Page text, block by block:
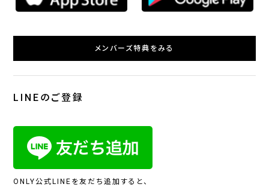
メンバーズ特典をみる
LINEのご登録
ONLY公式LINEを友だち追加すると、